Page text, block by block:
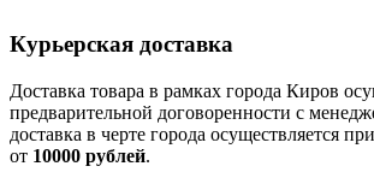
Курьерская доставка
Доставка товара в рамках города Киров
предварительной договоренности с
доставка в черте города осуществляется
от 10000 рублей.